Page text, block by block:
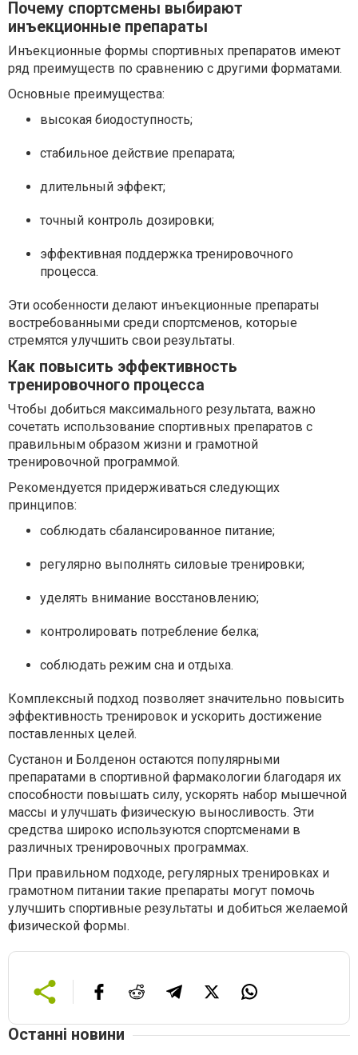
Почему спортсмены выбирают
инъекционные препараты
Инъекционные формы спортивных препаратов имеют
ряд преимуществ по сравнению с другими форматами.
Основные преимущества:
высокая биодоступность;
стабильное действие препарата;
длительный эффект;
точный контроль дозировки;
эффективная поддержка тренировочного
процесса.
Эти особенности делают инъекционные препараты
востребованными среди спортсменов, которые
стремятся улучшить свои результаты.
Как повысить эффективность
тренировочного процесса
Чтобы добиться максимального результата, важно
сочетать использование спортивных препаратов с
правильным образом жизни и грамотной
тренировочной программой.
Рекомендуется придерживаться следующих
принципов:
соблюдать сбалансированное питание;
регулярно выполнять силовые тренировки;
уделять внимание восстановлению;
контролировать потребление белка;
соблюдать режим сна и отдыха.
Комплексный подход позволяет значительно повысить
эффективность тренировок и ускорить достижение
поставленных целей.
Сустанон и Болденон остаются популярными
препаратами в спортивной фармакологии благодаря их
способности повышать силу, ускорять набор мышечной
массы и улучшать физическую выносливость. Эти
средства широко используются спортсменами в
различных тренировочных программах.
При правильном подходе, регулярных тренировках и
грамотном питании такие препараты могут помочь
улучшить спортивные результаты и добиться желаемой
физической формы.
Останні новини